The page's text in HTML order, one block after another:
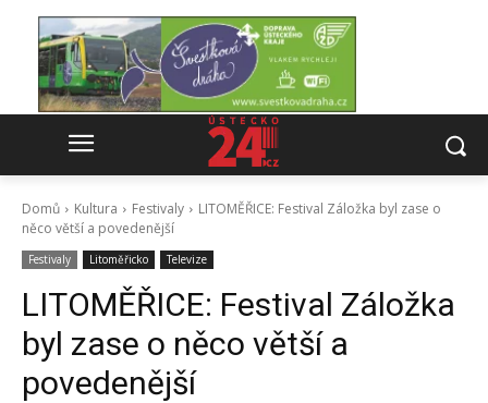
Domů Kultura Festivaly
LITOMĚŘICE: Festival Záložka byl zase o
něco větší a povedenější
Festivaly Litoměřicko Televize
LITOMĚŘICE: Festival Záložka
byl zase o něco větší a
povedenější